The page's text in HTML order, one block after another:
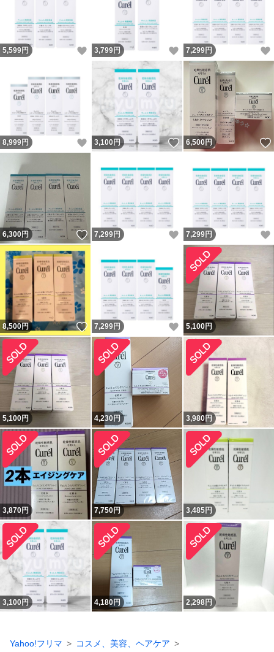
5,599円 いいね！
3,799円 いいね！
7,299円
8,999円 いいね！
3,100円 いいね！
6,500円
6,300円 いいね！
7,299円 いいね！
7,299円
8,500円 いいね！
7,299円 いいね！
5,100円
5,100円 4,230円 3,980円
3,870円 7,750円 3,485円
3,100円 4,180円 2,298円
Yahoo!フリマ
コスメ、美容、ヘアケア